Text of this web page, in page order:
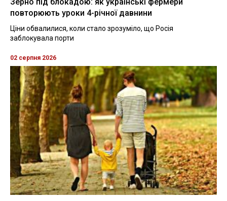
Зерно під блокадою: як українські фермери
повторюють уроки 4-річної давнини
Ціни обвалилися, коли стало зрозуміло, що Росія
заблокувала порти
02 серпня 2026